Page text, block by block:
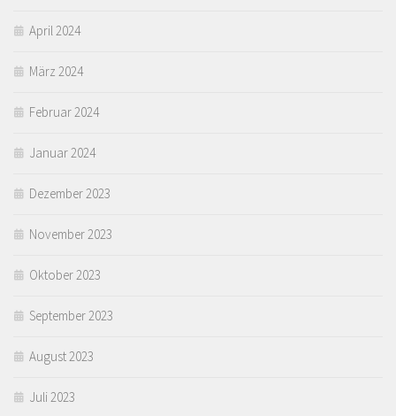
April 2024
März 2024
Februar 2024
Januar 2024
Dezember 2023
November 2023
Oktober 2023
September 2023
August 2023
Juli 2023